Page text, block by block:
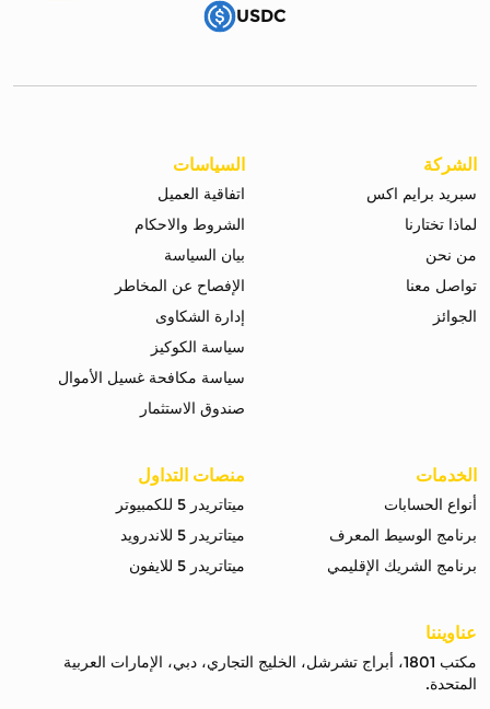
USDC
الشركة
سبريد برايم اكس
لماذا تختارنا
من نحن
تواصل معنا
الجوائز
السياسات
اتفاقية العميل
الشروط والاحكام
بيان السياسة
الإفصاح عن المخاطر
إدارة الشكاوى
سياسة الكوكيز
سياسة مكافحة غسيل الأموال
صندوق الاستثمار
الخدمات
أنواع الحسابات
برنامج الوسيط المعرف
برنامج الشريك الإقليمي
منصات التداول
ميتاتريدر 5 للكمبيوتر
ميتاتريدر 5 للاندرويد
ميتاتريدر 5 للايفون
عناويننا
مكتب 1801، أبراج تشرشل، الخليج التجاري، دبي، الإمارات العربية
المتحدة.